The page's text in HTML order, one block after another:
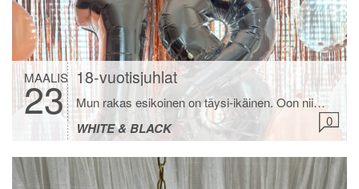
MAALIS
23 18-vuotisjuhlat
Mun rakas esikoinen on täysi-ikäinen. Oon niin ylpeä miten ihana nuori aikuinen hänestä on kasvanut. Empaattinen, ystävällinen, ahkera ja välillä liiankin kiltti. Sellainen upeus ettei toista! Moni nykynuori vois ottaa hänestä mallia. Ei koskaan sano pahaa sanaa muista, ei kiusaa ja on aina auttamassa muita. Oon maailman onnellisin kun saan olla sinun äitisi. ONNEA RAKAS […]
WHITE & BLACK 0